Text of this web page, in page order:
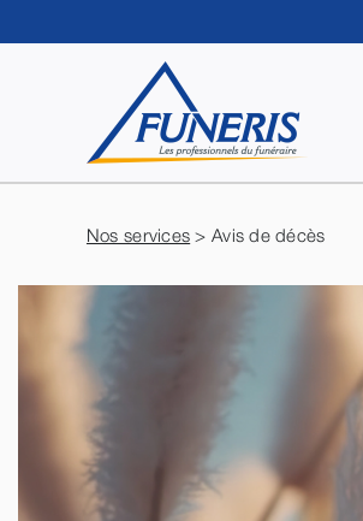
au
Nos services > Avis de décès